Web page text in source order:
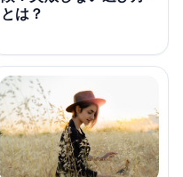
とは？